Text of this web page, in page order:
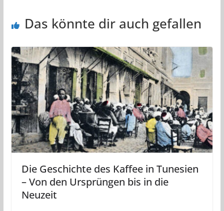
Das könnte dir auch gefallen
Die Geschichte des Kaffee in Tunesien
– Von den Ursprüngen bis in die
Neuzeit